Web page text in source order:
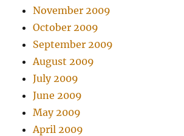
November 2009
October 2009
September 2009
August 2009
July 2009
June 2009
May 2009
April 2009